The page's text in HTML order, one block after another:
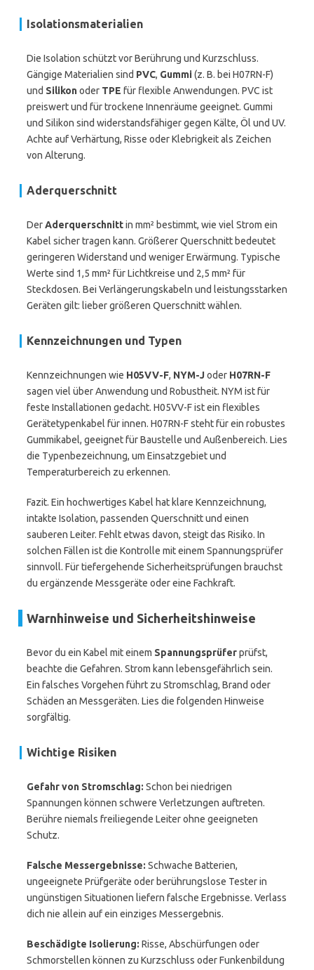
Isolationsmaterialien
Die Isolation schützt vor Berührung und Kurzschluss.
Gängige Materialien sind PVC, Gummi(z. B. bei H07RN-F)
und Silikonoder TPE für flexible Anwendungen. PVC ist
preiswert und für trockene Innenräume geeignet. Gummi
und Silikon sind widerstandsfähiger gegen Kälte, Öl und UV.
Achte auf Verhärtung, Risse oder Klebrigkeit als Zeichen
von Alterung.
Aderquerschnitt
DerAderquerschnittin mm² bestimmt, wie viel Strom ein
Kabel sicher tragen kann. Größerer Querschnitt bedeutet
geringeren Widerstand und weniger Erwärmung. Typische
Werte sind 1,5 mm² für Lichtkreise und 2,5 mm² für
Steckdosen. Bei Verlängerungskabeln und leistungsstarken
Geräten gilt: lieber größeren Querschnitt wählen.
Kennzeichnungen und Typen
Kennzeichnungen wie H05VV-F, NYM-Joder H07RN-F
sagen viel über Anwendung und Robustheit. NYM ist für
feste Installationen gedacht. H05VV-F ist ein flexibles
Gerätetypenkabel für innen. H07RN-F steht für ein robustes
Gummikabel, geeignet für Baustelle und Außenbereich. Lies
die Typenbezeichnung, um Einsatzgebiet und
Temperaturbereich zu erkennen.
Fazit. Ein hochwertiges Kabel hat klare Kennzeichnung,
intakte Isolation, passenden Querschnitt und einen
sauberen Leiter. Fehlt etwas davon, steigt das Risiko. In
solchen Fällen ist die Kontrolle mit einem Spannungsprüfer
sinnvoll. Für tiefergehende Sicherheitsprüfungen brauchst
du ergänzende Messgeräte oder eine Fachkraft.
Warnhinweise und Sicherheitshinweise
Bevor du ein Kabel mit einem Spannungsprüferprüfst,
beachte die Gefahren. Strom kann lebensgefährlich sein.
Ein falsches Vorgehen führt zu Stromschlag, Brand oder
Schäden an Messgeräten. Lies die folgenden Hinweise
sorgfältig.
Wichtige Risiken
Gefahr von Stromschlag: Schon bei niedrigen
Spannungen können schwere Verletzungen auftreten.
Berühre niemals freiliegende Leiter ohne geeigneten
Schutz.
Falsche Messergebnisse: Schwache Batterien,
ungeeignete Prüfgeräte oder berührungslose Tester in
ungünstigen Situationen liefern falsche Ergebnisse. Verlass
dich nie allein auf ein einziges Messergebnis.
Beschädigte Isolierung: Risse, Abschürfungen oder
Schmorstellen können zu Kurzschluss oder Funkenbildung